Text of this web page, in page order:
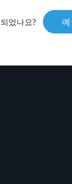
었나요? 예